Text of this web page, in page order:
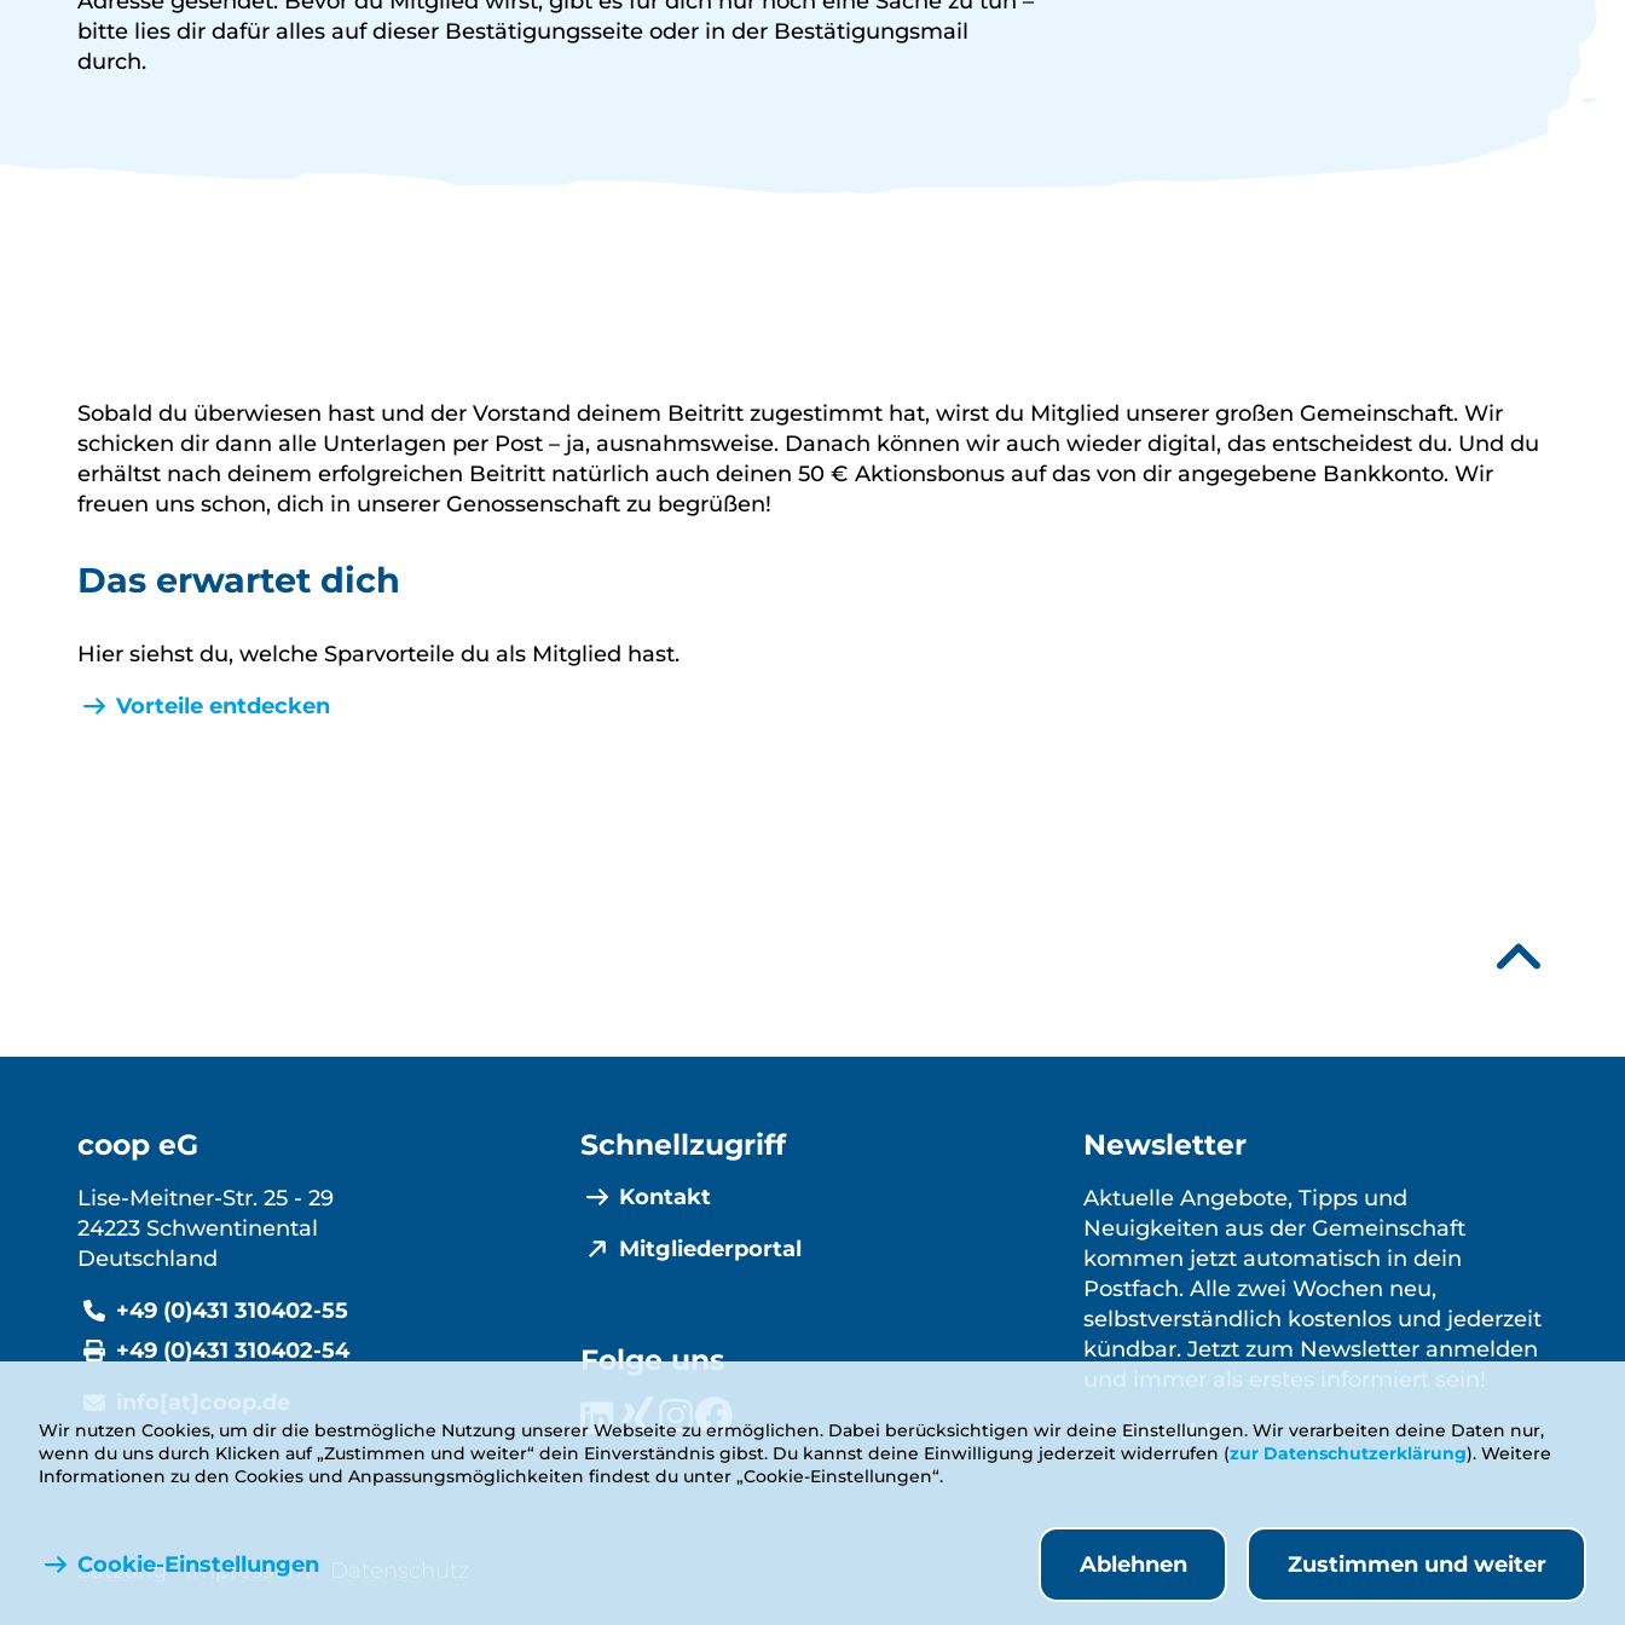
Wir nutzen Cookies, um dir die bestmögliche Nutzung unserer Webseite zu ermöglichen. Dabei berücksichtigen wir deine Einstellungen. Wir verarbeiten deine Daten nur,
wenn du uns durch Klicken auf „Zustimmen und weiter“ dein Einverständnis gibst. Du kannst deine Einwilligung jederzeit widerrufen (zur Datenschutzerklärung). Weitere
Informationen zu den Cookies und Anpassungsmöglichkeiten findest du unter „Cookie-Einstellungen“.
Cookie-Einstellungen Ablehnen Zustimmen und weiter
bitte lies dir dafür alles auf dieser Bestätigungsseite oder in der Bestätigungsmail
durch.
Sobald du überwiesen hast und der Vorstand deinem Beitritt zugestimmt hat, wirst du Mitglied unserer großen Gemeinschaft. Wir
schicken dir dann alle Unterlagen per Post – ja, ausnahmsweise. Danach können wir auch wieder digital, das entscheidest du. Und du
erhältst nach deinem erfolgreichen Beitritt natürlich auch deinen 50 € Aktionsbonus auf das von dir angegebene Bankkonto. Wir
freuen uns schon, dich in unserer Genossenschaft zu begrüßen!
Das erwartet dich
Hier siehst du, welche Sparvorteile du als Mitglied hast.
Vorteile entdecken
coop eG
Lise-Meitner-Str. 25 - 29
24223 Schwentinental
Deutschland
+49 (0)431 310402-55
+49 (0)431 310402-54
info[at]coop.de
Schnellzugriff
Kontakt
Mitgliederportal
Folge uns
Newsletter
Aktuelle Angebote, Tipps und
Neuigkeiten aus der Gemeinschaft
kommen jetzt automatisch in dein
Postfach. Alle zwei Wochen neu,
selbstverständlich kostenlos und jederzeit
kündbar. Jetzt zum Newsletter anmelden
und immer als erstes informiert sein!
Anmelden
Rechtliches
Satzung Impressum Datenschutz